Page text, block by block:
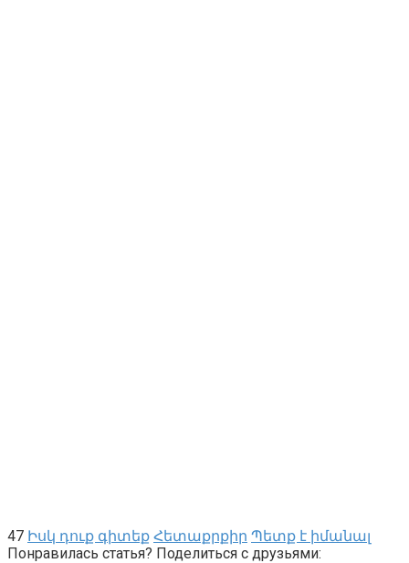
47 Իսկ դուք գիտեք Հետաքրքիր Պետք է իմանալ
Понравилась статья? Поделиться с друзьями: